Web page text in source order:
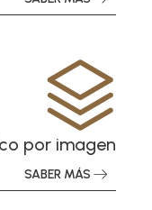
por imagen
SABER MÁS